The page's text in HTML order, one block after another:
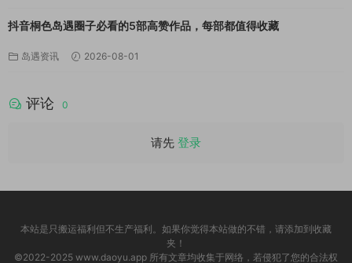
抖音桐色岛遇圈子必看的5部高赞作品，每部都值得收藏
岛遇资讯 2026-08-01
评论 0
请先 登录
本站是只搬运福利但不生产福利。如果你觉得本站做的不错，请添加到收藏
夹！
©2022-2025 www.daoyu.app 所有文章均收集于网络，若侵犯了您的合法权